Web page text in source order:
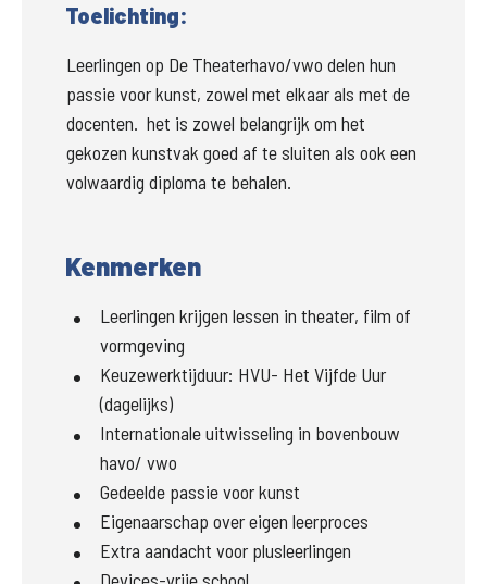
Toelichting:
Leerlingen op De Theaterhavo/vwo delen hun
passie voor kunst, zowel met elkaar als met de
docenten.  het is zowel belangrijk om het
gekozen kunstvak goed af te sluiten als ook een
volwaardig diploma te behalen.
Kenmerken
Leerlingen krijgen lessen in theater, film of
vormgeving
Keuzewerktijduur: HVU- Het Vijfde Uur
(dagelijks)
Internationale uitwisseling in bovenbouw
havo/ vwo
Gedeelde passie voor kunst
Eigenaarschap over eigen leerproces
Extra aandacht voor plusleerlingen